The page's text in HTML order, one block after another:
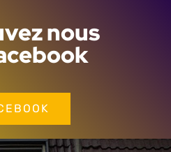
nous